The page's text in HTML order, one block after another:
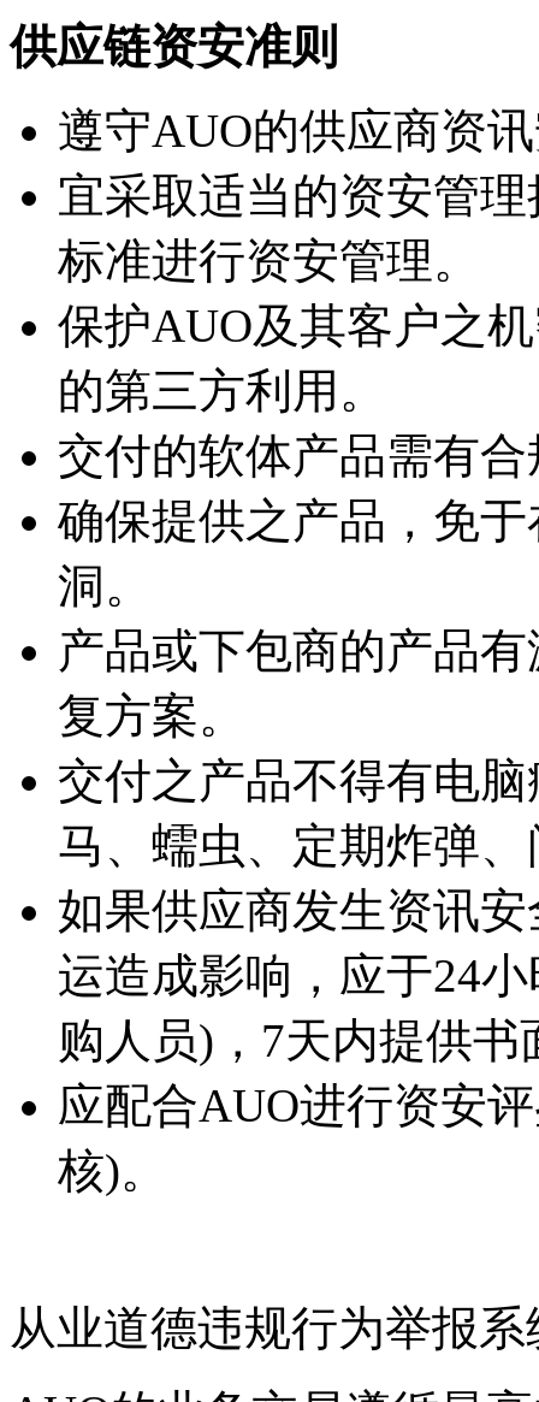
供应链资安准则
遵守AUO的供应商资
宜采取适当的资安管
标准进行资安管理。
保护AUO及其客户之
的第三方利用。
交付的软体产品需有
确保提供之产品，免
洞。
产品或下包商的产品
复方案。
交付之产品不得有电
马、蠕虫、定期炸弹
如果供应商发生资讯
运造成影响，应于24
购人员)，7天内提供
应配合AUO进行资安
核)。
从业道德违规行为举报系